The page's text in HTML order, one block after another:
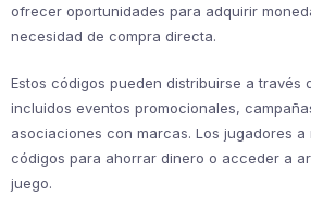
ofrecer oportunidades para adquirir
necesidad de compra directa.
Estos códigos pueden distribuirse a través
incluidos eventos promocionales,
asociaciones con marcas. Los jugadores
códigos para ahorrar dinero o acceder a
juego.